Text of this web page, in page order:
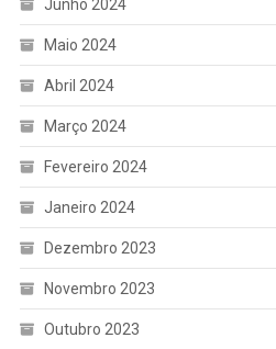
Junho 2024
Maio 2024
Abril 2024
Março 2024
Fevereiro 2024
Janeiro 2024
Dezembro 2023
Novembro 2023
Outubro 2023